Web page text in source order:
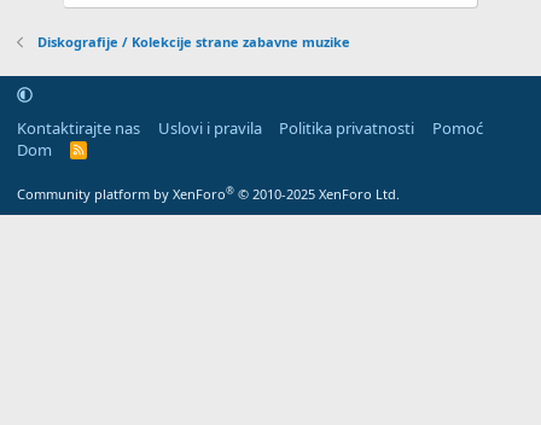
Diskografije / Kolekcije strane zabavne muzike
Kontaktirajte nas Uslovi i pravila Politika privatnosti
Pomoć
Dom
R
Community platform by XenForo® © 2010-2025 XenForo Ltd.